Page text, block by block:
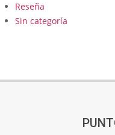
Reseña
Sin categoría